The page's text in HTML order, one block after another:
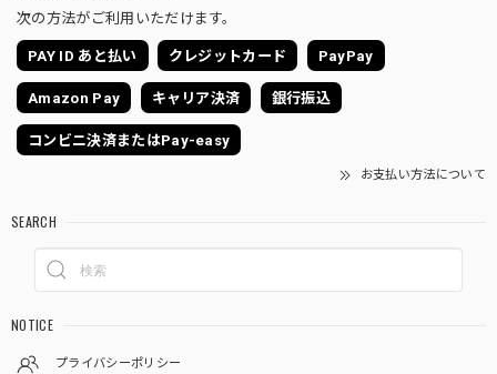
次の方法がご利用いただけます。
PAY ID あと払い クレジットカード PayPay
Amazon Pay キャリア決済 銀行振込
コンビニ決済またはPay-easy
お支払い方法について
SEARCH
NOTICE
プライバシーポリシー